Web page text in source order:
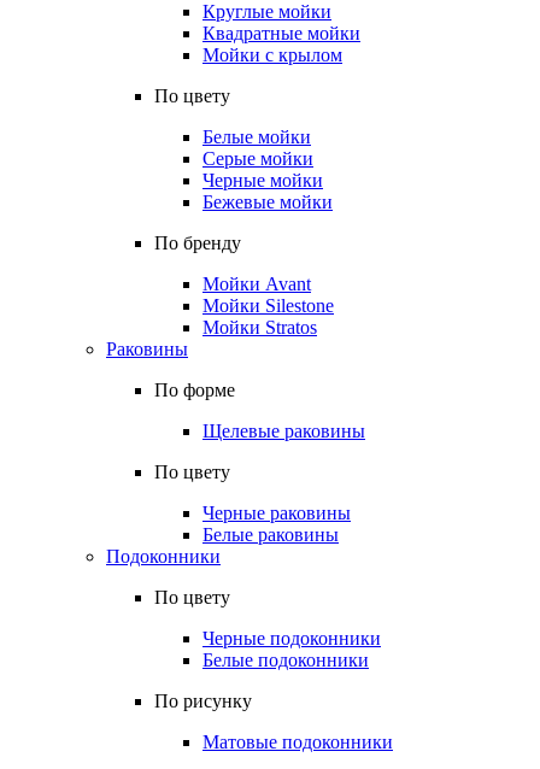
Круглые мойки
Квадратные мойки
Мойки с крылом
По цвету
Белые мойки
Серые мойки
Черные мойки
Бежевые мойки
По бренду
Мойки Avant
Мойки Silestone
Мойки Stratos
Раковины
По форме
Щелевые раковины
По цвету
Черные раковины
Белые раковины
Подоконники
По цвету
Черные подоконники
Белые подоконники
По рисунку
Матовые подоконники